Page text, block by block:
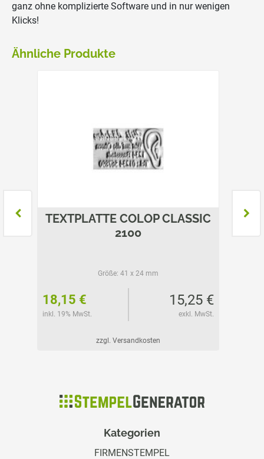
ganz ohne komplizierte Software und in nur wenigen
Klicks!
Ähnliche Produkte
TEXTPLATTE COLOP CLASSIC
2100
Größe: 41 x 24 mm
18,15 €
inkl. 19% MwSt.
15,25 €
exkl. MwSt.
zzgl. Versandkosten
Kategorien
FIRMENSTEMPEL